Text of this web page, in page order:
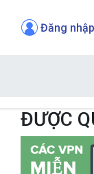
Đăng nhập
ĐƯỢC